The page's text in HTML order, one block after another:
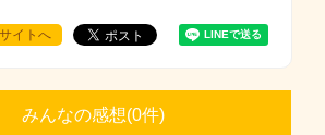
イトへ
みんなの感想(0件)